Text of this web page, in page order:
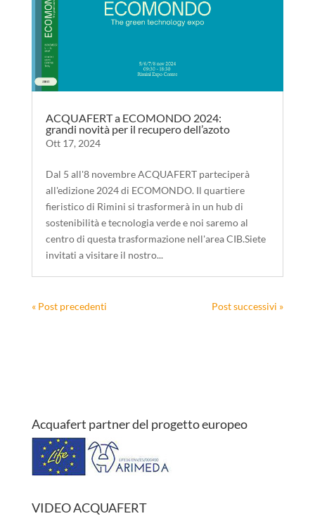
ACQUAFERT a ECOMONDO 2024:
grandi novità per il recupero dell’azoto
Ott 17, 2024
Dal 5 all'8 novembre ACQUAFERT parteciperà
all'edizione 2024 di ECOMONDO. Il quartiere
fieristico di Rimini si trasformerà in un hub di
sostenibilità e tecnologia verde e noi saremo al
centro di questa trasformazione nell'area CIB.Siete
invitati a visitare il nostro...
« Post precedenti Post successivi »
Acquafert partner del progetto europeo
VIDEO ACQUAFERT